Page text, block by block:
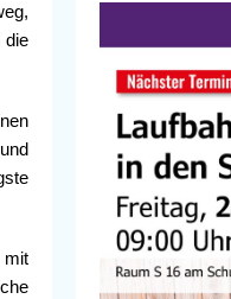
die
mit